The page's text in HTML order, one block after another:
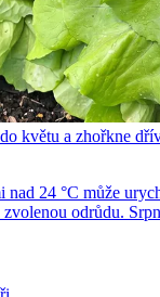
květu a zhořkne
nad 24 °C může
odrůdu.